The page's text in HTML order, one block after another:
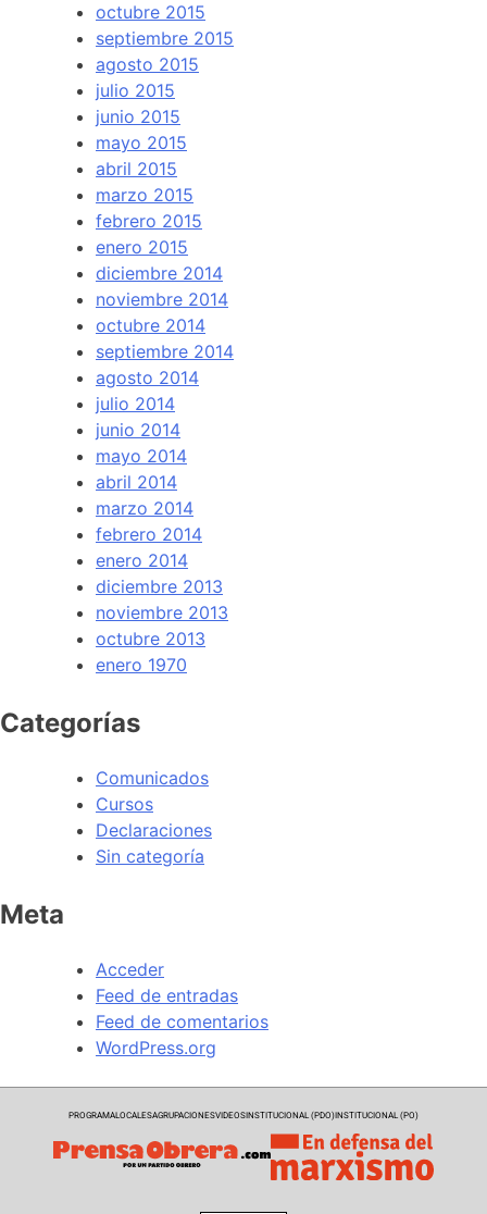
octubre 2015
septiembre 2015
agosto 2015
julio 2015
junio 2015
mayo 2015
abril 2015
marzo 2015
febrero 2015
enero 2015
diciembre 2014
noviembre 2014
octubre 2014
septiembre 2014
agosto 2014
julio 2014
junio 2014
mayo 2014
abril 2014
marzo 2014
febrero 2014
enero 2014
diciembre 2013
noviembre 2013
octubre 2013
enero 1970
Categorías
Comunicados
Cursos
Declaraciones
Sin categoría
Meta
Acceder
Feed de entradas
Feed de comentarios
WordPress.org
PROGRAMALOCALESAGRUPACIONESVIDEOSINSTITUCIONAL (PDO)INSTITUCIONAL (PO)